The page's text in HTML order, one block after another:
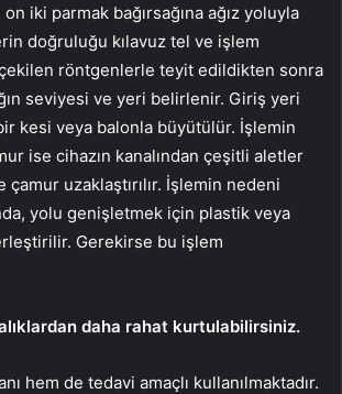
iki parmak bağırsağına ağız yoluyla
doğruluğu kılavuz tel ve işlem
çekilen röntgenlerle teyit edildikten sonra
seviyesi ve yeri belirlenir. Giriş yeri
kesi veya balonla büyütülür. İşlemin
ise cihazın kanalından çeşitli aletler
uzaklaştırılır. İşlemin nedeni
yolu genişletmek için plastik veya
Gerekirse bu işlem
daha rahat kurtulabilirsiniz.
hem de tedavi amaçlı kullanılmaktadır.